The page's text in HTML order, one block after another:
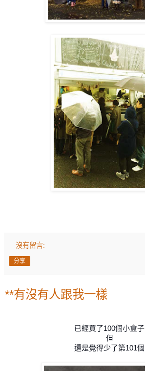
沒有留言:
分享
**有沒有人跟我一樣
已經買了100個小盒子
但
還是覺得少了第101個